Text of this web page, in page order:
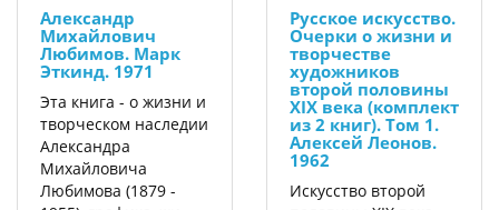
Александр
Михайлович
Любимов. Марк
Эткинд. 1971
Эта книга - о жизни и
творческом наследии
Александра
Михайловича
Любимова (1879 -
Русское искусство.
Очерки о жизни и
творчестве
художников
второй половины
XIX века (комплект
из 2 книг). Том 1.
Алексей Леонов.
1962
Искусство второй